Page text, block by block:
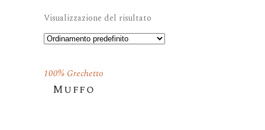
Visualizzazione del risultato
100% Grechetto
Muffo